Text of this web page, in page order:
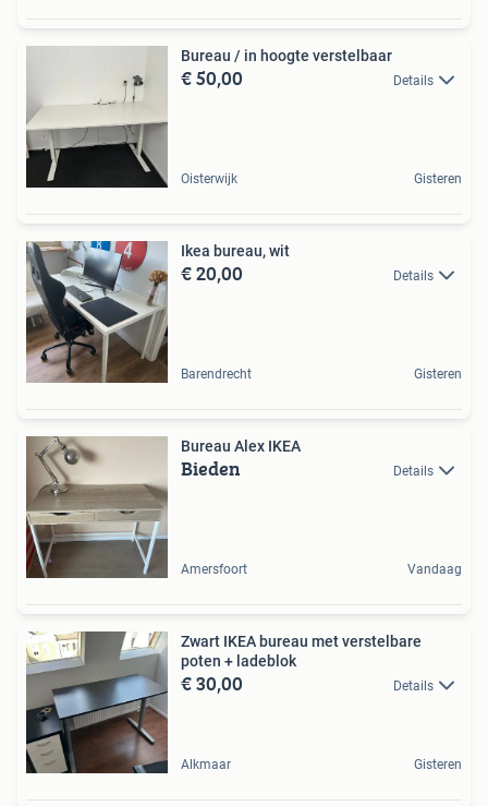
Bureau / in hoogte verstelbaar
€ 50,00 Details
Oisterwijk Gisteren
Ikea bureau, wit
€ 20,00 Details
Barendrecht Gisteren
Bureau Alex IKEA
Bieden Details
Amersfoort Vandaag
Zwart IKEA bureau met verstelbare
poten + ladeblok
€ 30,00 Details
Alkmaar Gisteren